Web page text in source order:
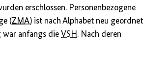
erschlossen. Personenbezogene
(ZMA) ist nach Alphabet neu geordnet
war anfangs dieVSH . Nach deren